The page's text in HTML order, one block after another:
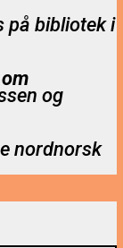
på bibliotek i
og
nordnorsk